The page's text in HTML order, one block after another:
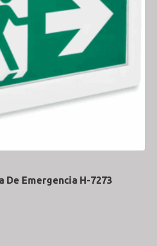
De Emergencia H-7273